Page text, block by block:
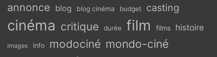
annonce blog blog cinéma budget casting
cinéma critique durée film films histoire
images info modociné mondo-ciné